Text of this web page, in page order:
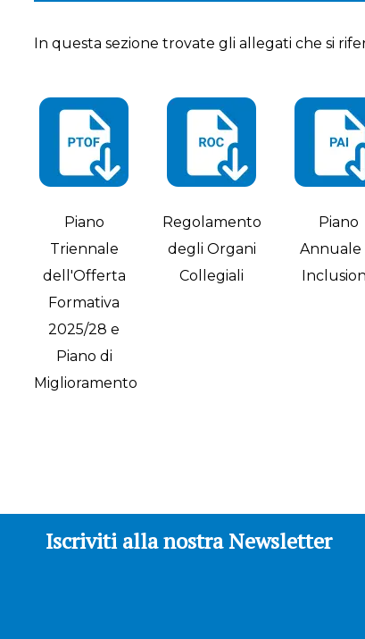
In questa sezione trovate gli allegati che si
Piano
Triennale
dell'Offerta
Formativa
2025/28 e
Piano di
Miglioramento
Regolamento
degli Organi
Collegiali
Piano
Annuale
Iscriviti alla nostra Newsletter